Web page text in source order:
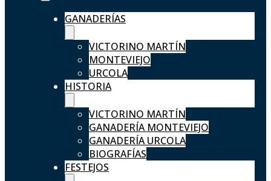
GANADERÍAS
VICTORINO MARTÍN
MONTEVIEJO
URCOLA
HISTORIA
VICTORINO MARTÍN
GANADERÍA MONTEVIEJO
GANADERÍA URCOLA
BIOGRAFÍAS
FESTEJOS